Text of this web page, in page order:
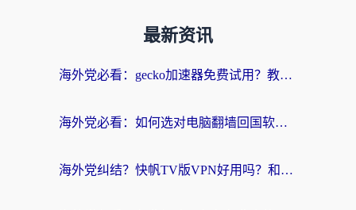
最新资讯
海外党必看：gecko加速器免费试用？教你选对回国加速器，无缝刷国内剧玩游戏
海外党必看：如何选对电脑翻墙回国软件，轻松解锁国内资源？
海外党纠结？快帆TV版VPN好用吗？和扇贝手游VPN对比哪个回国效果更好？